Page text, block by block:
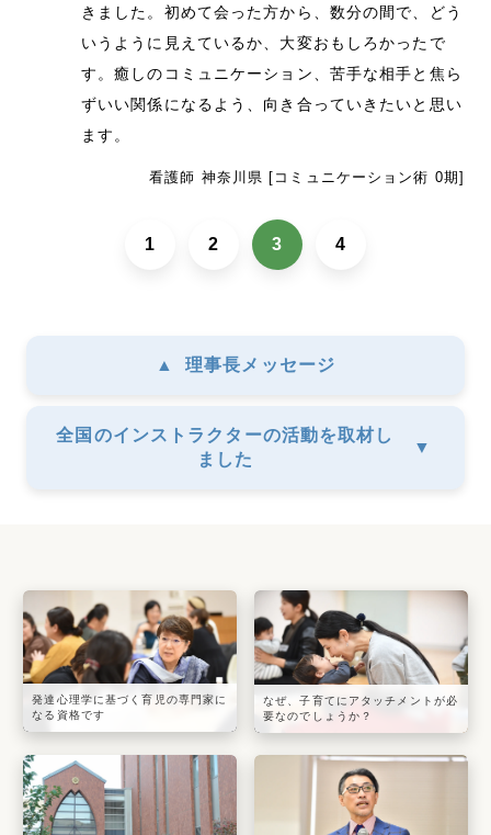
きました。初めて会った方から、数分の間で、どう
いうように見えているか、大変おもしろかったで
す。癒しのコミュニケーション、苦手な相手と焦ら
ずいい関係になるよう、向き合っていきたいと思い
ます。
看護師 神奈川県 [コミュニケーション術 0期]
1 2 3 4
▲ 理事長メッセージ
全国のインストラクターの活動を取材し
ました
▼
発達心理学に基づく育児の専門家に
なる資格です
なぜ、子育てにアタッチメントが必
要なのでしょうか？